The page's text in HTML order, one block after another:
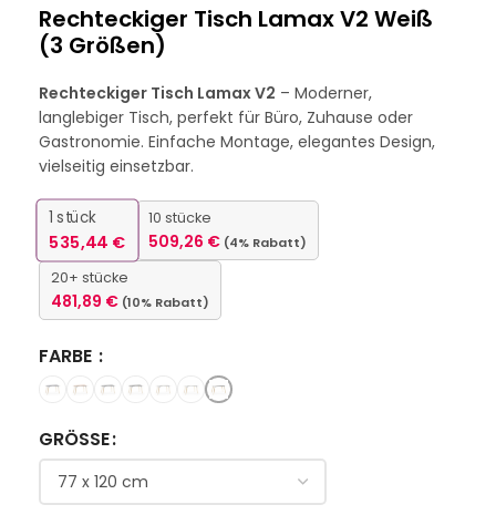
Rechteckiger Tisch Lamax V2 Weiß
(3 Größen)
Rechteckiger Tisch Lamax V2 – Moderner,
langlebiger Tisch, perfekt für Büro, Zuhause oder
Gastronomie. Einfache Montage, elegantes Design,
vielseitig einsetzbar.
1 stück
535,44 €
10 stücke
509,26 € (4% Rabatt)
20+ stücke
481,89 € (10% Rabatt)
FARBE
GRÖSSE